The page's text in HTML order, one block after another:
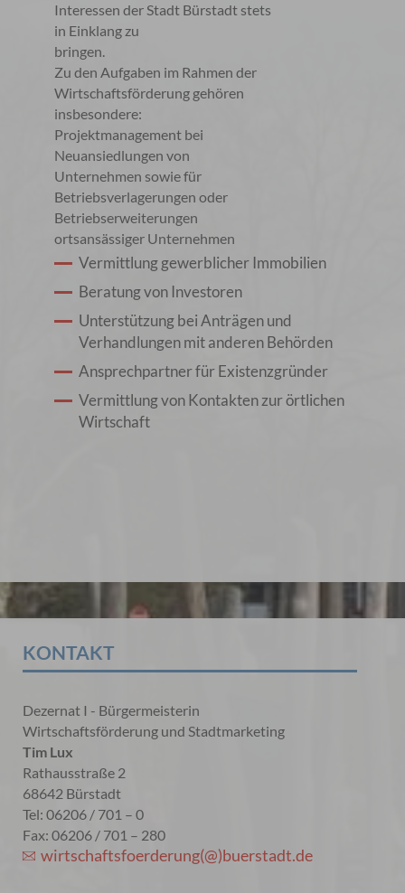
Interessen der Stadt Bürstadt stets
in Einklang zu
bringen.
Zu den Aufgaben im Rahmen der
Wirtschaftsförderung gehören
insbesondere:
Projektmanagement bei
Neuansiedlungen von
Unternehmen sowie für
Betriebsverlagerungen oder
Betriebserweiterungen
ortsansässiger Unternehmen
Vermittlung gewerblicher Immobilien
Beratung von Investoren
Unterstützung bei Anträgen und
Verhandlungen mit anderen Behörden
Ansprechpartner für Existenzgründer
Vermittlung von Kontakten zur örtlichen
Wirtschaft
KONTAKT
Dezernat I - Bürgermeisterin
Wirtschaftsförderung und Stadtmarketing
Tim Lux
Rathausstraße 2
68642 Bürstadt
Tel: 06206 / 701 – 0
Fax: 06206 / 701 – 280
wirtschaftsfoerderung(@)buerstadt.de